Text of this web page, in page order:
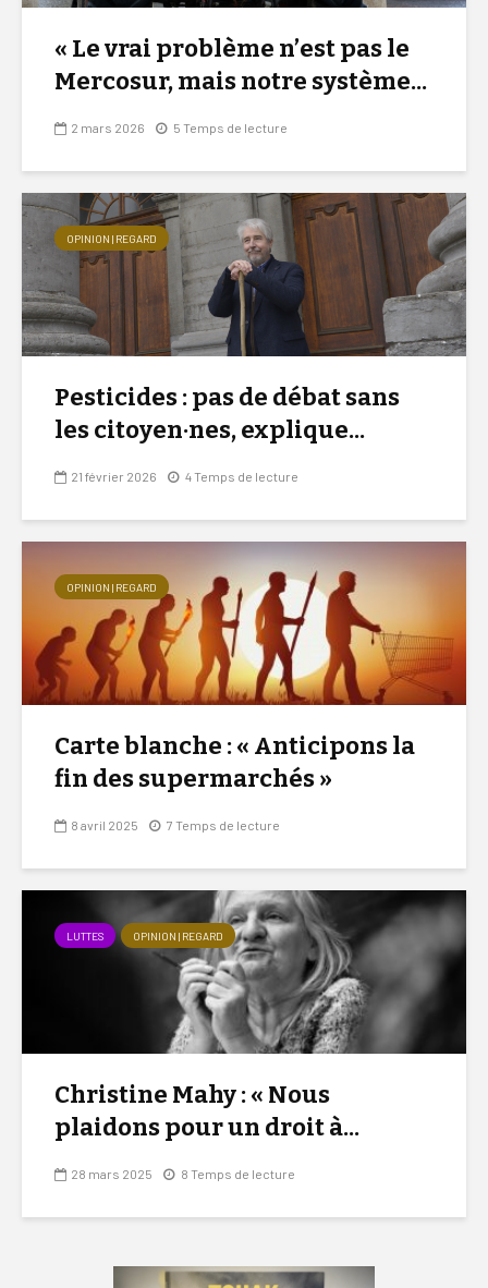
« Le vrai problème n’est pas le
Mercosur, mais notre système...
2 mars 2026 5 Temps de lecture
OPINION | REGARD
Pesticides : pas de débat sans
les citoyen·nes, explique...
21 février 2026 4 Temps de lecture
OPINION | REGARD
Carte blanche : « Anticipons la
fin des supermarchés »
8 avril 2025 7 Temps de lecture
LUTTES OPINION | REGARD
Christine Mahy : « Nous
plaidons pour un droit à...
28 mars 2025 8 Temps de lecture